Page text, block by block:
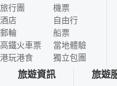
旅行團
酒店
郵輪
高鐵火車票
港玩港食
機票
自由行
船票
當地體驗
獨立包團
旅遊資訊 旅遊